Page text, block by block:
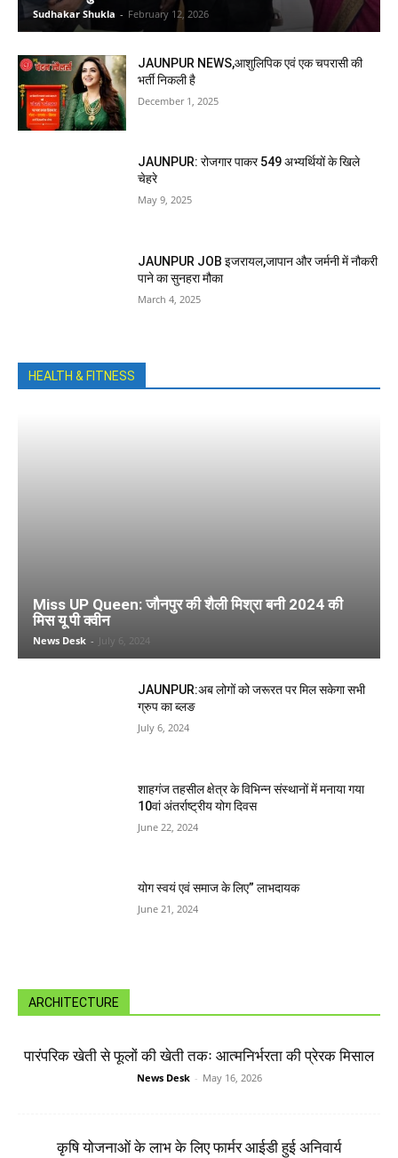
Sudhakar Shukla - February 12, 2026
JAUNPUR NEWS,आशुलिपिक एवं एक चपरासी की
भर्ती निकली है
December 1, 2025
JAUNPUR: रोजगार पाकर 549 अभ्यर्थियों के खिले
चेहरे
May 9, 2025
JAUNPUR JOB इजरायल,जापान और जर्मनी में नौकरी
पाने का सुनहरा मौका
March 4, 2025
HEALTH & FITNESS
Miss UP Queen: जौनपुर की शैली मिश्रा बनी 2024 की
मिस यू पी क्वीन
News Desk - July 6, 2024
JAUNPUR:अब लोगों को जरूरत पर मिल सकेगा सभी
ग्रुप का ब्लङ
July 6, 2024
शाहगंज तहसील क्षेत्र के विभिन्न संस्थानों में मनाया गया
10वां अंतर्राष्ट्रीय योग दिवस
June 22, 2024
योग स्वयं एवं समाज के लिए” लाभदायक
June 21, 2024
ARCHITECTURE
पारंपरिक खेती से फूलों की खेती तकः आत्मनिर्भरता की प्रेरक मिसाल
News Desk - May 16, 2026
कृषि योजनाओं के लाभ के लिए फार्मर आईडी हुई अनिवार्य